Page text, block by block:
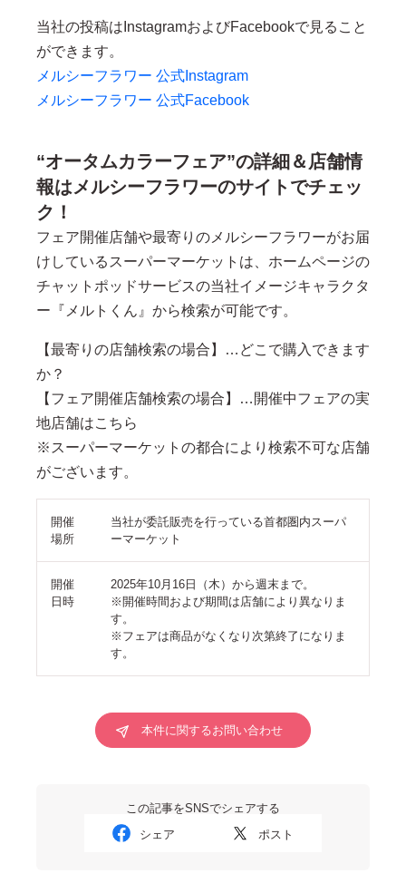
当社の投稿はInstagramおよびFacebookで見ること
ができます。
メルシーフラワー 公式Instagram
メルシーフラワー 公式Facebook
“オータムカラーフェア”の詳細＆店舗情
報はメルシーフラワーのサイトでチェッ
ク！
フェア開催店舗や最寄りのメルシーフラワーがお届
けしているスーパーマーケットは、ホームページの
チャットポッドサービスの当社イメージキャラクタ
ー『メルトくん』から検索が可能です。
【最寄りの店舗検索の場合】…どこで購入できます
か？
【フェア開催店舗検索の場合】…開催中フェアの実
地店舗はこちら
※スーパーマーケットの都合により検索不可な店舗
がございます。
開催
場所
当社が委託販売を行っている首都圏内スーパ
ーマーケット
開催
日時
2025年10月16日（木）から週末まで。
※開催時間および期間は店舗により異なりま
す。
※フェアは商品がなくなり次第終了になりま
す。
本件に関するお問い合わせ
この記事をSNSでシェアする
シェア
ポスト